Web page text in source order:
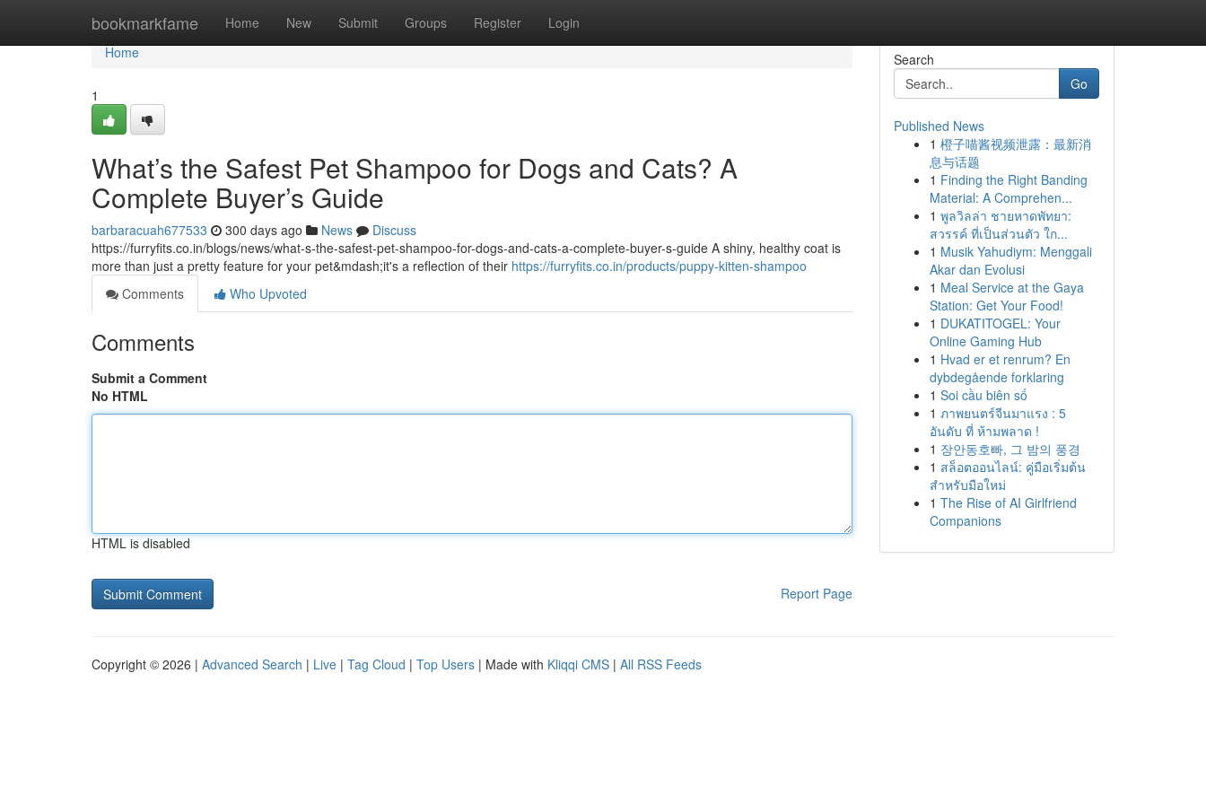
bookmarkfame Home New Submit Groups Register Login
Home
Home
1
What’s the Safest Pet Shampoo for Dogs and Cats? A
Complete Buyer’s Guide
barbaracuah677533 300 days ago News
Discuss
https://furryfits.co.in/blogs/news/what-s-the-safest-pet-shampoo-for-dogs-and-cats-a-complete-buyer-s-guide A shiny, healthy coat is
more than just a pretty feature for your pet&mdash;it's a reflection of their https://furryfits.co.in/products/puppy-kitten-shampoo
Comments
Who Upvoted
Comments
Submit a Comment
No HTML
HTML is disabled
Report Page
Search
Go
Published News
1 橙子喵酱视频泄露：最新消
息与话题
1 Finding the Right Banding
Material: A Comprehen...
1 พูลวิลล่า ชายหาดพัทยา:
สวรรค์ ที่เป็นส่วนตัว ใก...
1 Musik Yahudiym: Menggali
Akar dan Evolusi
1 Meal Service at the Gaya
Station: Get Your Food!
1 DUKATITOGEL: Your
Online Gaming Hub
1 Hvad er et renrum? En
dybdegående forklaring
1 Soi cầu biên số
1 ภาพยนตร์จีนมาแรง : 5
อันดับ ที่ ห้ามพลาด !
1 장안동호빠, 그 밤의 풍경
1 สล็อตออนไลน์: คู่มือเริ่มต้น
สำหรับมือใหม่
1 The Rise of AI Girlfriend
Companions
Copyright © 2026 | Advanced Search | Live | Tag Cloud | Top Users | Made with Kliqqi CMS | All RSS Feeds